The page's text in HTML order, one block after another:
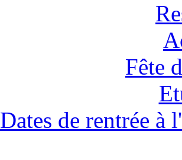
Fête
Dates de rentrée à